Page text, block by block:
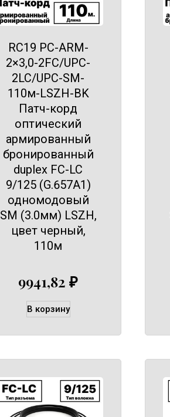
RC19 PC-ARM-
2×3,0-2FC/UPC-
2LC/UPC-SM-
110м-LSZH-BK
Патч-корд
оптический
армированный
бронированный
duplex FC-LC
9/125 (G.657A1)
одномодовый
SM (3.0мм) LSZH,
цвет черный,
110м
9941,82 ₽
В корзину